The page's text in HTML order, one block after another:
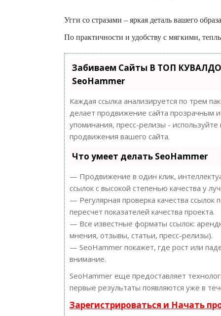
Угги со стразами – яркая деталь вашего образа
По практичности и удобству с мягкими,
Забиваем Сайты В ТОП
SeoHammer
Каждая ссылка анализируется по трем
делает продвижение сайта прозрачным
упоминания, пресс-релизы -
продвижения вашего сайта.
Что умеет делать SeoHammer
— Продвижение в один клик,
ссылок с высокой степенью качества у
— Регулярная проверка качества
пересчет показателей качества проекта.
— Все известные форматы ссылок:
мнения, отзывы, статьи, пресс-релизы).
— SeoHammer покажет, где рост или
внимание.
SeoHammer еще предоставляет
первые результаты появляются уже в
Зарегистрироваться и Начать